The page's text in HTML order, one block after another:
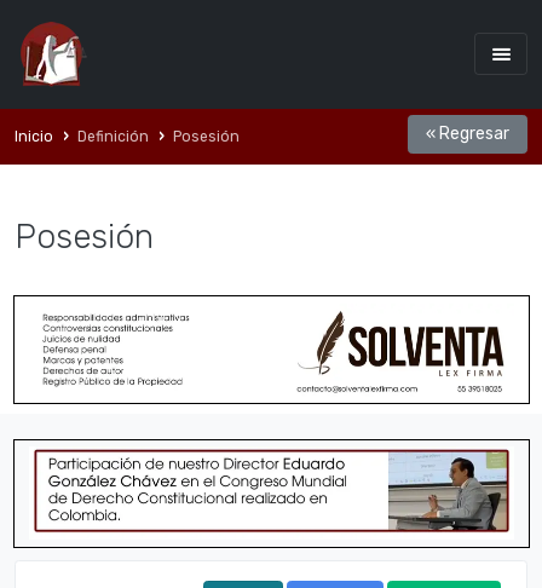
Inicio Definición Posesión « Regresar
Posesión